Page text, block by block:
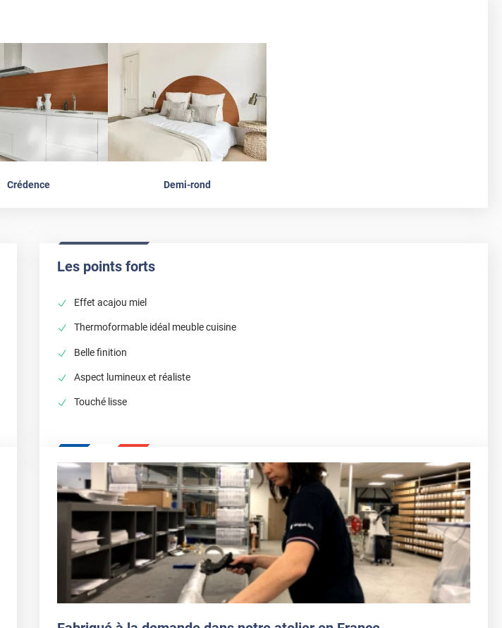
Crédence Demi-rond
Les points forts
Effet acajou miel
Thermoformable idéal meuble cuisine
Belle finition
Aspect lumineux et réaliste
Touché lisse